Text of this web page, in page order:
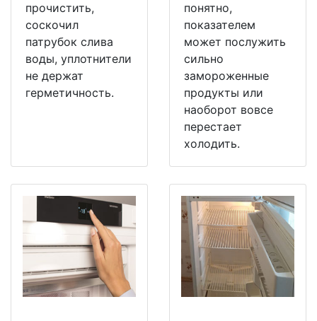
прочистить,
соскочил
патрубок слива
воды, уплотнители
не держат
герметичность.
понятно,
показателем
может послужить
сильно
замороженные
продукты или
наоборот вовсе
перестает
холодить.